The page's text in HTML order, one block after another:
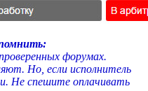
форумах.
Но, если исполнитель
Не спешите оплачивать